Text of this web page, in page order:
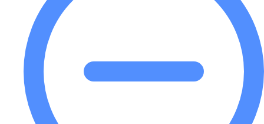
основе остается выбором премиум-класса.
В BonitoPack мы предлагаем печать
масляными чернилами для проектов, в
которых наиболее важны воздействие,
производительность и целостность
дизайна.
Пусть ваша упаковка привлекает внимание
- сотрудничайте с BonitoPack для
экспертной печати масляными чернилами
на вашей следующей упаковке.
индивидуальная коробка